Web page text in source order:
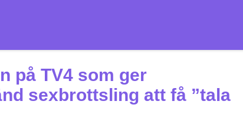
på TV4 som ger
sexbrottsling att få ”tala